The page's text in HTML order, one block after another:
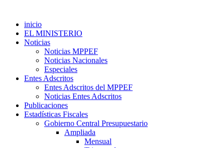
inicio
EL MINISTERIO
Noticias
Noticias MPPEF
Noticias Nacionales
Especiales
Entes Adscritos
Entes Adscritos del MPPEF
Noticias Entes Adscritos
Publicaciones
Estadísticas Fiscales
Gobierno Central Presupuestario
Ampliada
Mensual